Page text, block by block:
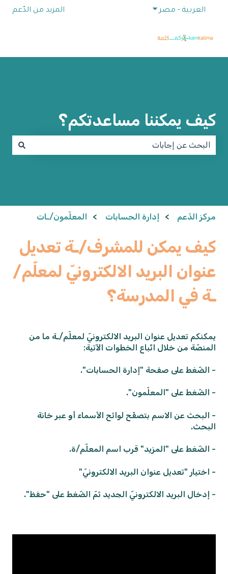
العربية - مصر إظهار القائمة الفرعية للترجماتالمزيد من الدّعم
كيف يمكننا مساعدتكم؟
مركز الدّعم إدارة الحسابات المعلّمون/ـات
كيف يمكن للمشرف/ـة تعديل
عنوان البريد الالكترونيّ لمعلّم/
ـة في المدرسة؟
يمكنكم تعديل عنوان البريد الالكترونيّ لمعلّم/ـة ما من
المنصّة من خلال اتّباع الخطوات الآتية:
- الضّغط على صفحة "إدارة الحسابات".
- الضّغط على "المعلّمون".
- البحث عن الاسم بتصفّح لوائح الأسماء أو عبر خانة
البحث.
- الضّغط على "المزيد" قرب اسم المعلّم/ة.
- اختيار "تعديل عنوان البريد الالكترونيّ"
- إدخال البريد الالكترونيّ الجديد ثمّ الضّغط على "حفظ".